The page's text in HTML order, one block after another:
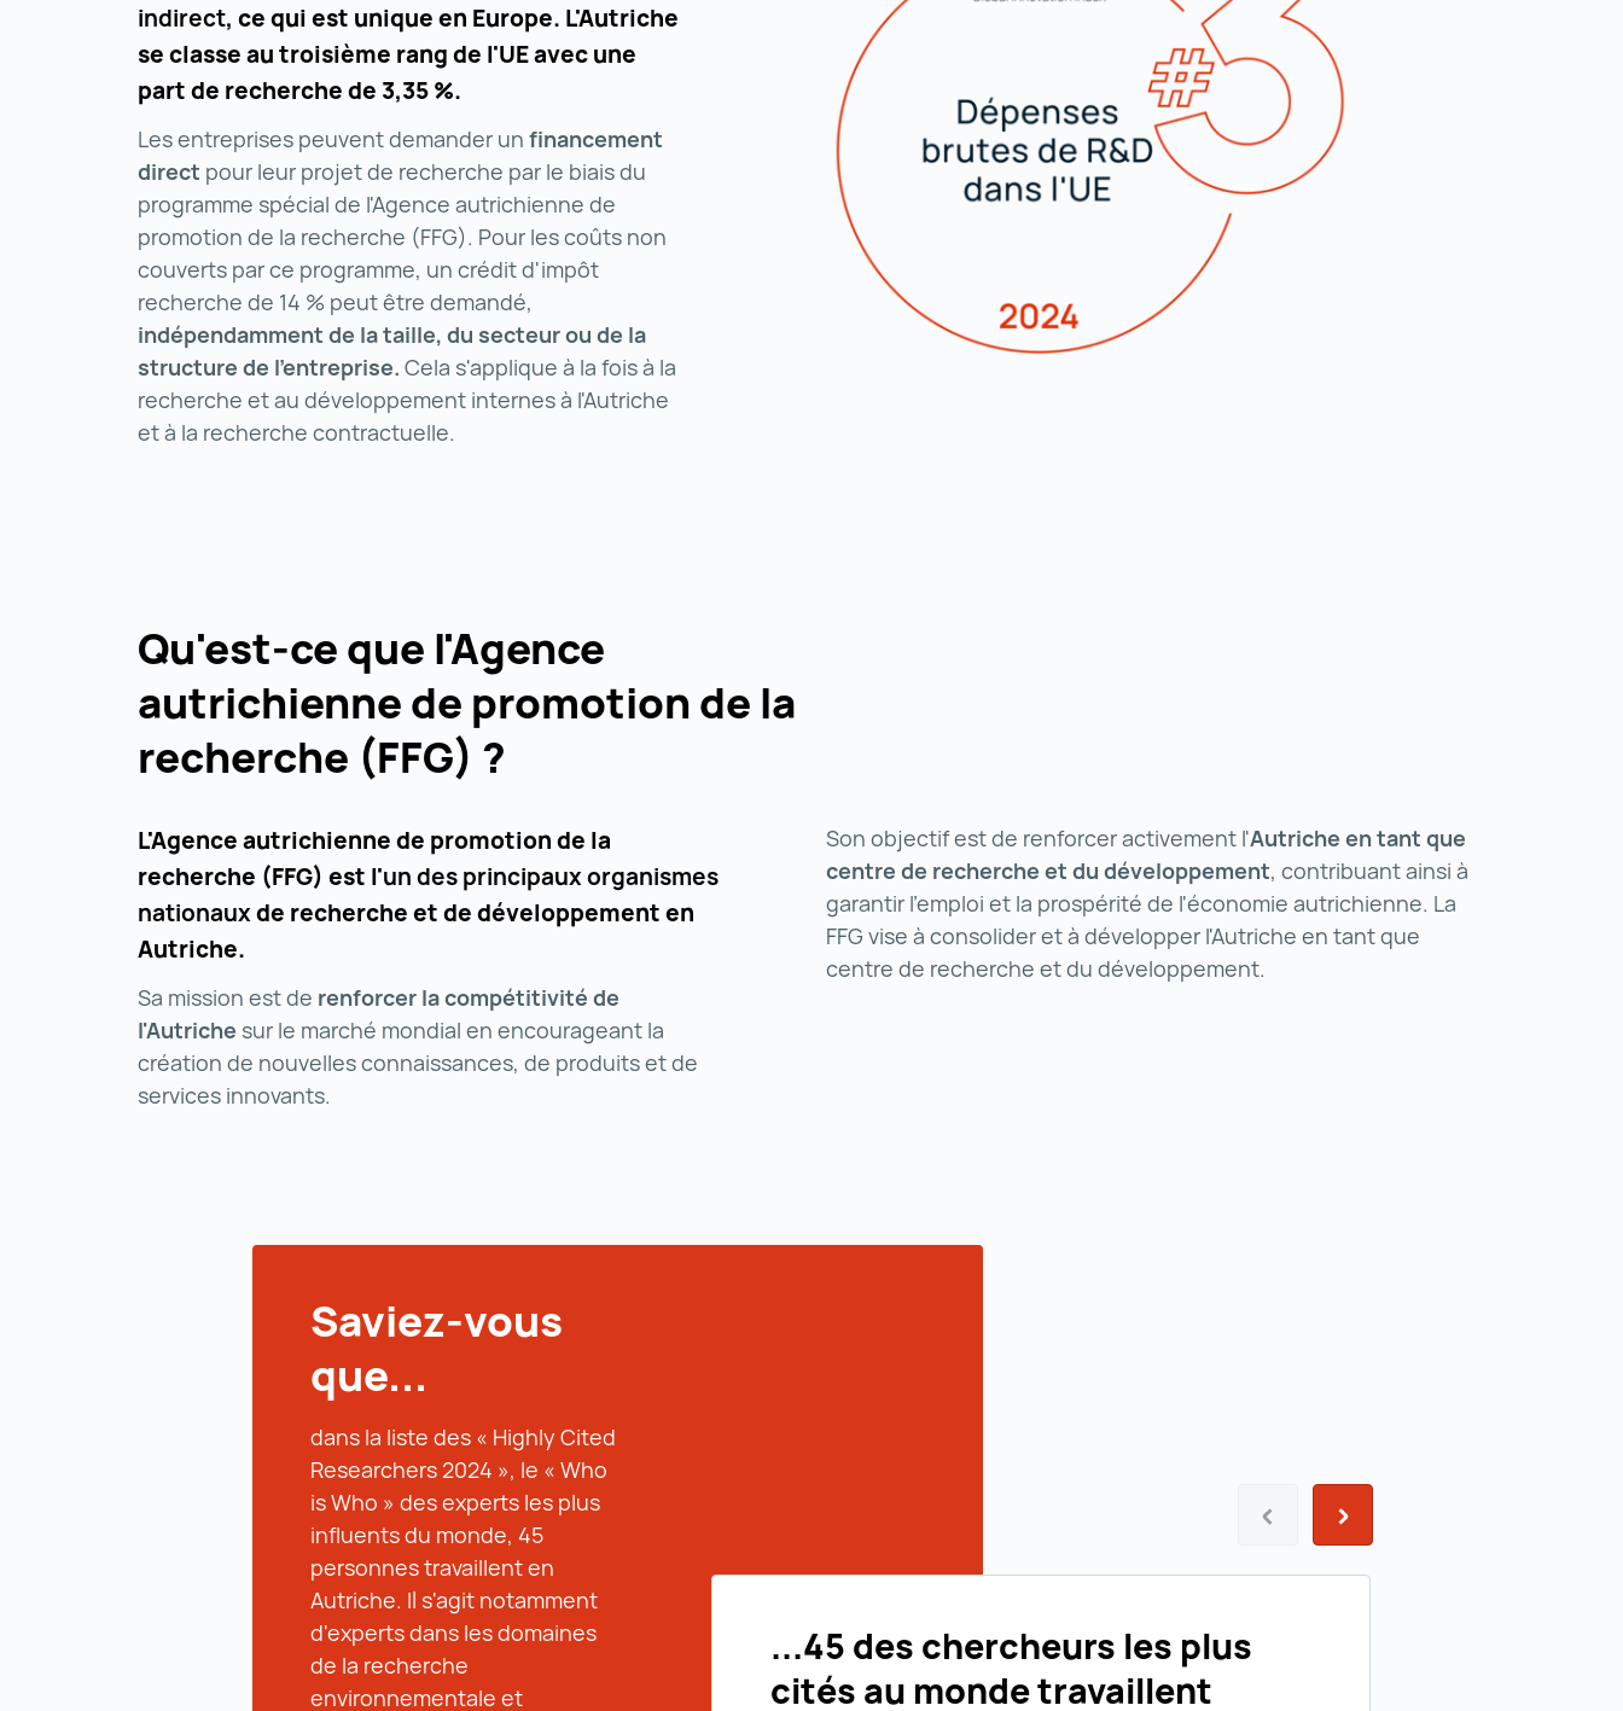
indirect, ce qui est unique en Europe. L'Autriche
se classe au troisième rang de l'UE avec une
part de recherche de 3,35 %.
Les entreprises peuvent demander un financement
direct pour leur projet de recherche par le biais du
programme spécial de l'Agence autrichienne de
promotion de la recherche (FFG). Pour les coûts non
couverts par ce programme, un crédit d'impôt
recherche de 14 % peut être demandé,
indépendamment de la taille, du secteur ou de la
structure de l'entreprise. Cela s'applique à la fois à la
recherche et au développement internes à l'Autriche
et à la recherche contractuelle.
Qu'est-ce que l'Agence
autrichienne de promotion de la
recherche (FFG) ?
L'Agence autrichienne de promotion de la
recherche (FFG) est l'un des principaux organismes
nationauxde recherche et de développement en
Autriche.
Sa mission est de renforcer la compétitivité de
l'Autriche sur le marché mondial en encourageant la
création de nouvelles connaissances, de produits et de
services innovants.
Son objectif est de renforcer activement l'Autriche en tant que
centre de recherche et du développement, contribuant ainsi à
garantir l'emploi et la prospérité de l'économie autrichienne. La
FFG vise à consolider et à développer l'Autriche en tant que
centre de recherche et du développement.
Saviez-vous
que...
dans la liste des « Highly Cited
Researchers 2024 », le « Who
is Who » des experts les plus
influents du monde, 45
personnes travaillent en
Autriche. Il s'agit notamment
d'experts dans les domaines
de la recherche
environnementale et
...45 des chercheurs les plus
cités au monde travaillent
PrécédentSuivant